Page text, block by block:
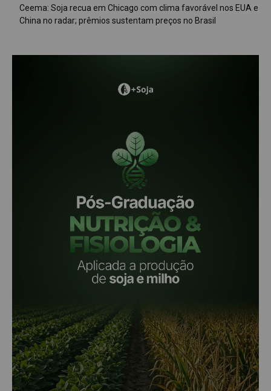
Ceema: Soja recua em Chicago com clima favorável nos EUA e
China no radar; prêmios sustentam preços no Brasil